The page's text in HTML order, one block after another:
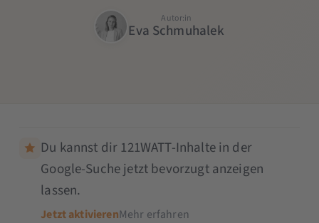
Autor:in
Eva Schmuhalek
Du kannst dir 121WATT-Inhalte in der
Google-Suche jetzt bevorzugt anzeigen
lassen.
Jetzt aktivierenMehr erfahren